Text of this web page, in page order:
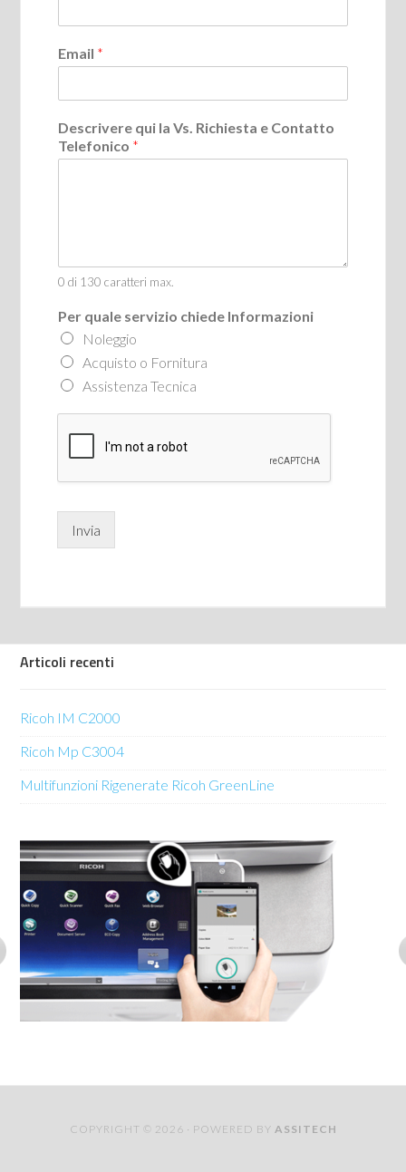
Email *
Descrivere qui la Vs. Richiesta e Contatto
Telefonico *
0 di 130 caratteri max.
Per quale servizio chiede Informazioni
Noleggio
Acquisto o Fornitura
Assistenza Tecnica
Invia
Articoli recenti
Ricoh IM C2000
Ricoh Mp C3004
Multifunzioni Rigenerate Ricoh GreenLine
COPYRIGHT © 2026 · POWERED BY ASSITECH